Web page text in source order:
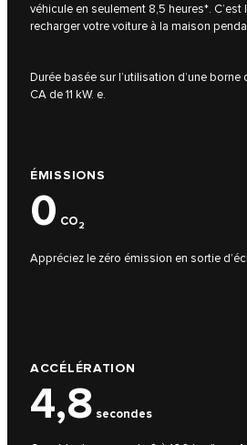
véhicule en seulement 8,5 heures*.
recharger votre voiture à la maison
Durée basée sur l’utilisation d’une
CA de 11 kW. e.
ÉMISSIONS
0 CO2
Appréciez le zéro émission en sortie
ACCÉLÉRATION
4,8 secondes